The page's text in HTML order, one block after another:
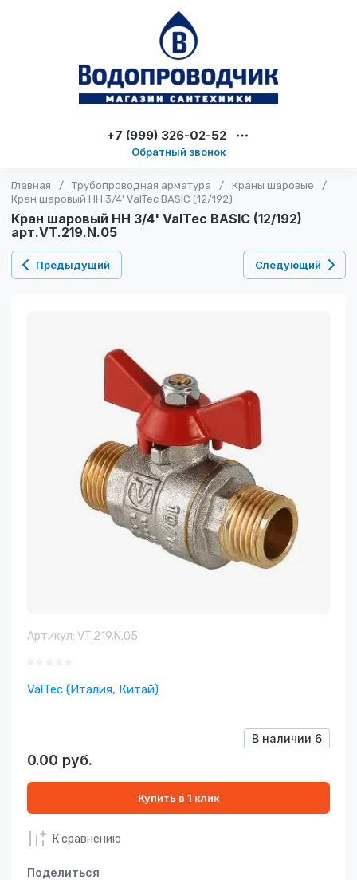
+7 (999) 326-02-52
Обратный звонок
Главная / Трубопроводная арматура / Краны шаровые
/
Кран шаровый НН 3/4' ValTec BASIC (12/192)
Кран шаровый НН 3/4' ValTec BASIC (12/192)
арт.VT.219.N.05
Предыдущий Следующий
Артикул: VT.219.N.05
ValTec (Италия, Китай)
В наличии 6
0.00 руб.
Купить в 1 клик
К сравнению
Поделиться